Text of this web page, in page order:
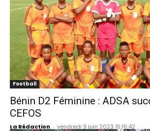
Football
Bénin D2 Féminine : ADSA
CEFOS
La Rédaction - vendredi 9 juin 2023 15:16:42